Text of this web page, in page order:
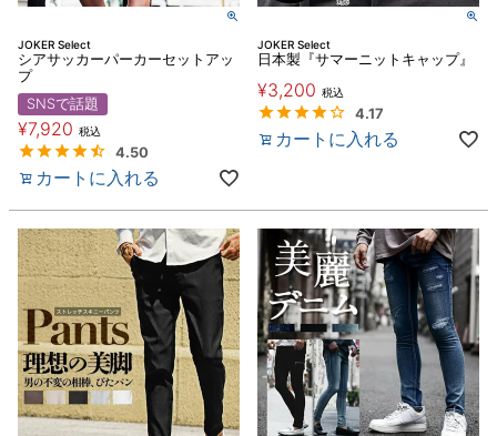
JOKER Select
シアサッカーパーカーセットアッ
プ
SNSで話題
¥7,920 税込
4.50
カートに入れる
JOKER Select
日本製『サマーニットキャップ』
¥3,200 税込
4.17
カートに入れる